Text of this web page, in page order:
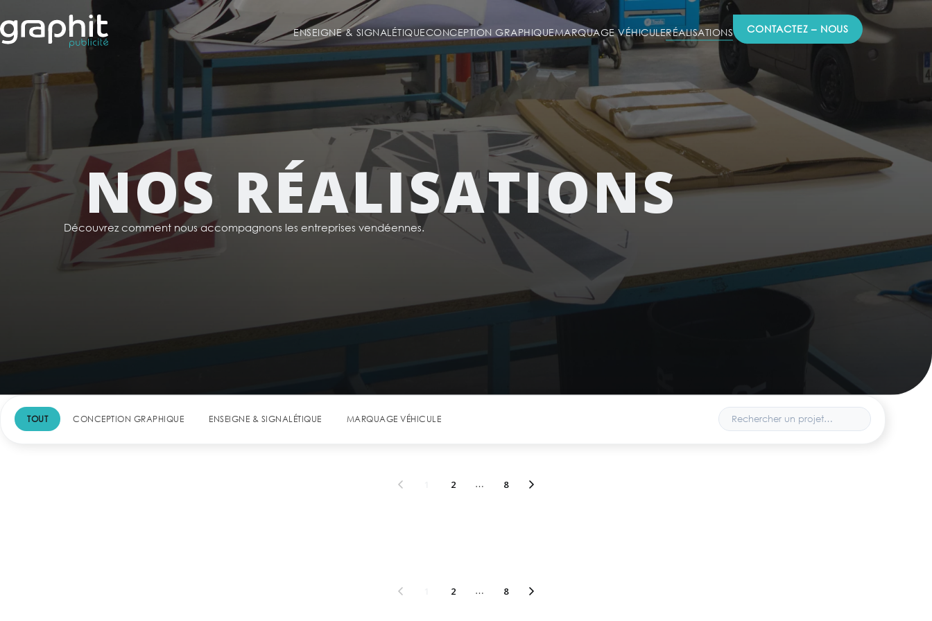
ENSEIGNE & SIGNALÉTIQUECONCEPTION GRAPHIQUEMARQUAGE VÉHICULERÉALISATIONS CONTACTEZ – NOUS
NOS RÉALISATIONS
Découvrez comment nous accompagnons les entreprises vendéennes.
TOUT CONCEPTION GRAPHIQUE ENSEIGNE & SIGNALÉTIQUE MARQUAGE VÉHICULE
2 … 8
2 … 8